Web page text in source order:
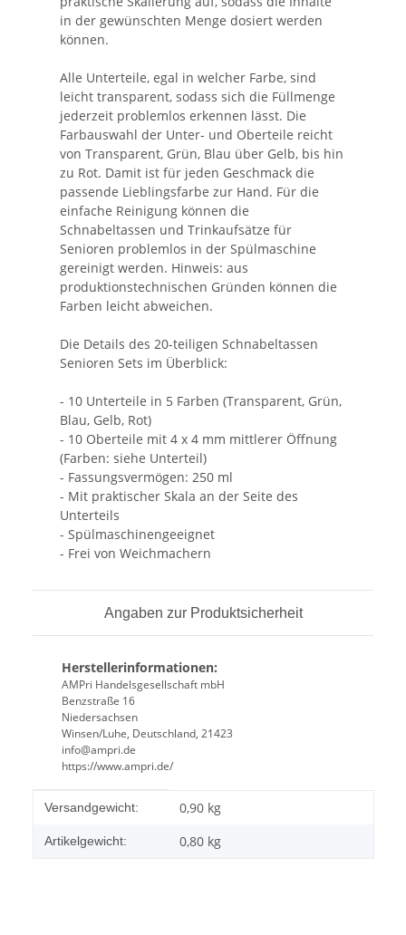
in der gewünschten Menge dosiert werden
können.
Alle Unterteile, egal in welcher Farbe, sind
leicht transparent, sodass sich die Füllmenge
jederzeit problemlos erkennen lässt. Die
Farbauswahl der Unter- und Oberteile reicht
von Transparent, Grün, Blau über Gelb, bis hin
zu Rot. Damit ist für jeden Geschmack die
passende Lieblingsfarbe zur Hand. Für die
einfache Reinigung können die
Schnabeltassen und Trinkaufsätze für
Senioren problemlos in der Spülmaschine
gereinigt werden. Hinweis: aus
produktionstechnischen Gründen können die
Farben leicht abweichen.
Die Details des 20-teiligen Schnabeltassen
Senioren Sets im Überblick:
- 10 Unterteile in 5 Farben (Transparent, Grün,
Blau, Gelb, Rot)
- 10 Oberteile mit 4 x 4 mm mittlerer Öffnung
(Farben: siehe Unterteil)
- Fassungsvermögen: 250 ml
- Mit praktischer Skala an der Seite des
Unterteils
- Spülmaschinengeeignet
- Frei von Weichmachern
Angaben zur Produktsicherheit
Herstellerinformationen:
AMPri Handelsgesellschaft mbH
Benzstraße 16
Niedersachsen
Winsen/Luhe, Deutschland, 21423
info@ampri.de
https://www.ampri.de/
Produkteigenschaft
Wert
Versandgewicht: 0,90 kg
Artikelgewicht: 0,80 kg